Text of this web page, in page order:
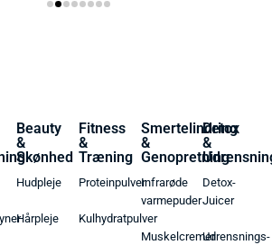
Beauty
&
Skønhed
Hudpleje
Hårpleje
Fitness
&
Træning
Proteinpulver
Kulhydratpulver
Smertelindring
&
Genopretning
Infrarøde
varmepuder
Muskelcremer
Detox
&
Detox-
Juicer
Udrensnings-